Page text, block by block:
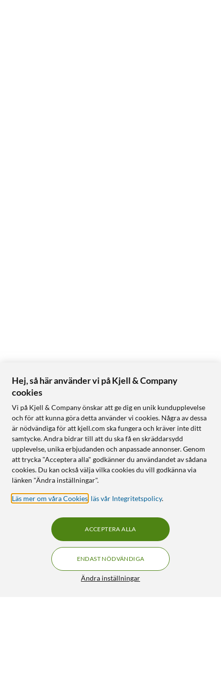
Hej, så här använder vi på Kjell & Company
cookies
Vi på Kjell & Company önskar att ge dig en unik kundupplevelse
och för att kunna göra detta använder vi cookies. Några av dessa
är nödvändiga för att kjell.com ska fungera och kräver inte ditt
samtycke. Andra bidrar till att du ska få en skräddarsydd
upplevelse, unika erbjudanden och anpassade annonser. Genom
att trycka "Acceptera alla" godkänner du användandet av sådana
cookies. Du kan också välja vilka cookies du vill godkänna via
länken "Ändra inställningar".
Läs mer om våra Cookies läs vår Integritetspolicy.
Ändra inställningar
ENDAST NÖDVÄNDIGA
ACCEPTERA ALLA